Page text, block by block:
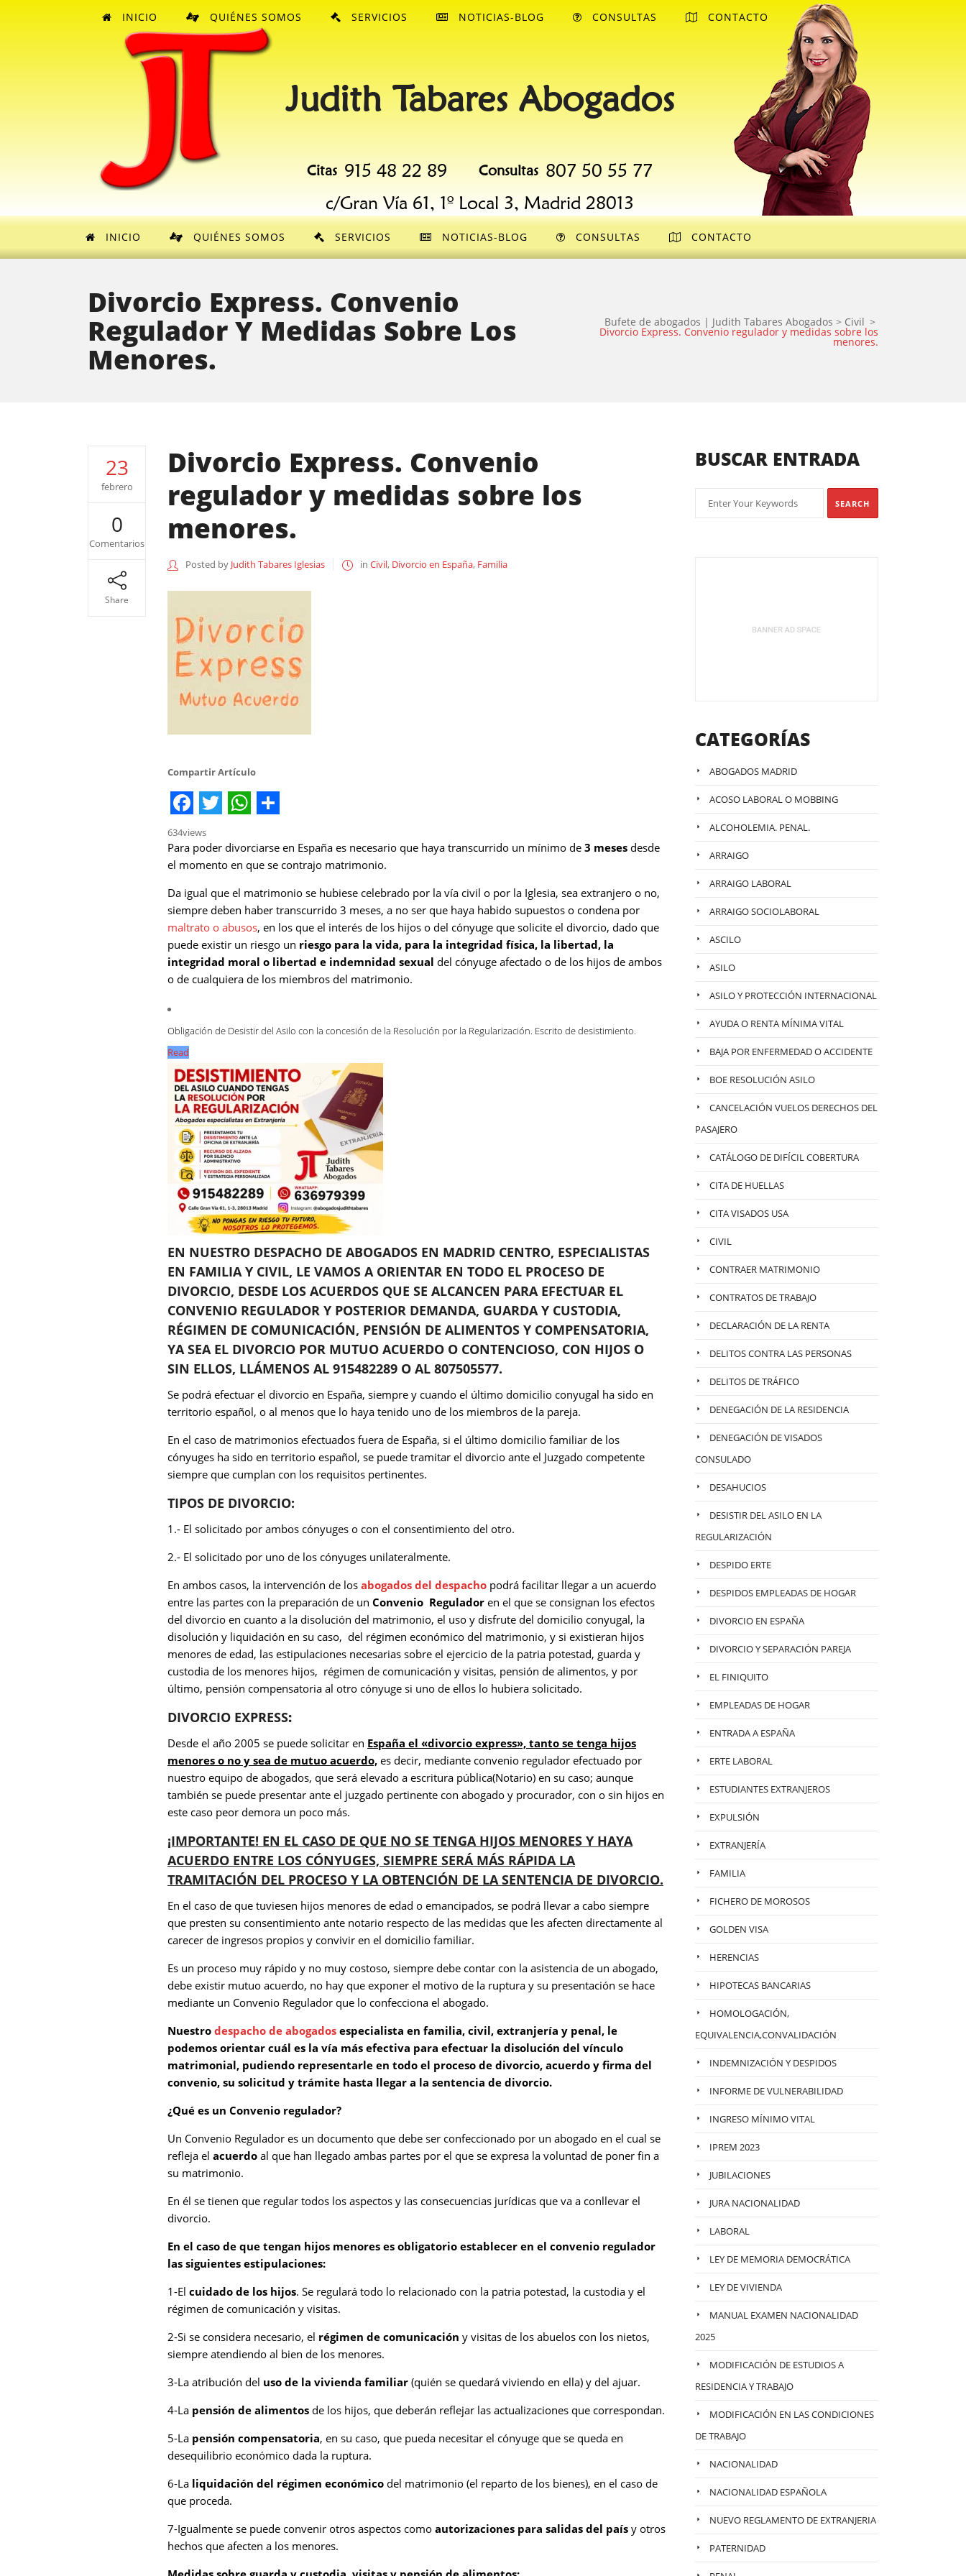
Judith Tabares Abogados
Citas 915 48 22 89 Consultas 807 50 55 77
c/Gran Vía 61, 1º Local 3, Madrid 28013
INICIO QUIÉNES SOMOS SERVICIOS NOTICIAS-BLOG CONSULTAS CONTACTO
INICIO QUIÉNES SOMOS SERVICIOS NOTICIAS-BLOG CONSULTAS CONTACTO
Divorcio Express. Convenio
Regulador Y Medidas Sobre Los
Menores.
Bufete de abogados | Judith Tabares Abogados > Civil >
Divorcio Express. Convenio regulador y medidas sobre los
menores.
23
febrero
0
Comentarios
Share
Divorcio Express. Convenio
regulador y medidas sobre los
menores.
Posted by Judith Tabares Iglesias in Civil, Divorcio en España, Familia
Compartir Artículo
Facebook
Twitter
WhatsApp
Share
634views
Para poder divorciarse en España es necesario que haya transcurrido un mínimo de 3 meses desde
el momento en que se contrajo matrimonio.
Da igual que el matrimonio se hubiese celebrado por la vía civil o por la Iglesia, sea extranjero o no,
siempre deben haber transcurrido 3 meses, a no ser que haya habido supuestos o condena por
maltrato o abusos, en los que el interés de los hijos o del cónyuge que solicite el divorcio, dado que
puede existir un riesgo un riesgo para la vida, para la integridad física, la libertad, la
integridad moral o libertad e indemnidad sexual del cónyuge afectado o de los hijos de ambos
o de cualquiera de los miembros del matrimonio.
Obligación de Desistir del Asilo con la concesión de la Resolución por la Regularización. Escrito de desistimiento.
Read
EN NUESTRO DESPACHO DE ABOGADOS EN MADRID CENTRO, ESPECIALISTAS
EN FAMILIA Y CIVIL, LE VAMOS A ORIENTAR EN TODO EL PROCESO DE
DIVORCIO, DESDE LOS ACUERDOS QUE SE ALCANCEN PARA EFECTUAR EL
CONVENIO REGULADOR Y POSTERIOR DEMANDA, GUARDA Y CUSTODIA,
RÉGIMEN DE COMUNICACIÓN, PENSIÓN DE ALIMENTOS Y COMPENSATORIA,
YA SEA EL DIVORCIO POR MUTUO ACUERDO O CONTENCIOSO, CON HIJOS O
SIN ELLOS, LLÁMENOS AL 915482289 O AL 807505577.
Se podrá efectuar el divorcio en España, siempre y cuando el último domicilio conyugal ha sido en
territorio español, o al menos que lo haya tenido uno de los miembros de la pareja.
En el caso de matrimonios efectuados fuera de España, si el último domicilio familiar de los
cónyuges ha sido en territorio español, se puede tramitar el divorcio ante el Juzgado competente
siempre que cumplan con los requisitos pertinentes.
TIPOS DE DIVORCIO:
1.- El solicitado por ambos cónyuges o con el consentimiento del otro.
2.- El solicitado por uno de los cónyuges unilateralmente.
En ambos casos, la intervención de los abogados del despacho podrá facilitar llegar a un acuerdo
entre las partes con la preparación de un Convenio Regulador en el que se consignan los efectos
del divorcio en cuanto a la disolución del matrimonio, el uso y disfrute del domicilio conyugal, la
disolución y liquidación en su caso, del régimen económico del matrimonio, y si existieran hijos
menores de edad, las estipulaciones necesarias sobre el ejercicio de la patria potestad, guarda y
custodia de los menores hijos, régimen de comunicación y visitas, pensión de alimentos, y por
último, pensión compensatoria al otro cónyuge si uno de ellos lo hubiera solicitado.
DIVORCIO EXPRESS:
Desde el año 2005 se puede solicitar en España el «divorcio express», tanto se tenga hijos
menores o no y sea de mutuo acuerdo, es decir, mediante convenio regulador efectuado por
nuestro equipo de abogados, que será elevado a escritura pública(Notario) en su caso; aunque
también se puede presentar ante el juzgado pertinente con abogado y procurador, con o sin hijos en
este caso peor demora un poco más.
¡IMPORTANTE! EN EL CASO DE QUE NO SE TENGA HIJOS MENORES Y HAYA
ACUERDO ENTRE LOS CÓNYUGES, SIEMPRE SERÁ MÁS RÁPIDA LA
TRAMITACIÓN DEL PROCESO Y LA OBTENCIÓN DE LA SENTENCIA DE DIVORCIO.
En el caso de que tuviesen hijos menores de edad o emancipados, se podrá llevar a cabo siempre
que presten su consentimiento ante notario respecto de las medidas que les afecten directamente al
carecer de ingresos propios y convivir en el domicilio familiar.
Es un proceso muy rápido y no muy costoso, siempre debe contar con la asistencia de un abogado,
debe existir mutuo acuerdo, no hay que exponer el motivo de la ruptura y su presentación se hace
mediante un Convenio Regulador que lo confecciona el abogado.
Nuestro despacho de abogados especialista en familia, civil, extranjería y penal, le
podemos orientar cuál es la vía más efectiva para efectuar la disolución del vínculo
matrimonial, pudiendo representarle en todo el proceso de divorcio, acuerdo y firma del
convenio, su solicitud y trámite hasta llegar a la sentencia de divorcio.
¿Qué es un Convenio regulador?
Un Convenio Regulador es un documento que debe ser confeccionado por un abogado en el cual se
refleja el acuerdo al que han llegado ambas partes por el que se expresa la voluntad de poner fin a
su matrimonio.
En él se tienen que regular todos los aspectos y las consecuencias jurídicas que va a conllevar el
divorcio.
En el caso de que tengan hijos menores es obligatorio establecer en el convenio regulador
las siguientes estipulaciones:
1-El cuidado de los hijos. Se regulará todo lo relacionado con la patria potestad, la custodia y el
régimen de comunicación y visitas.
2-Si se considera necesario, el régimen de comunicación y visitas de los abuelos con los nietos,
siempre atendiendo al bien de los menores.
3-La atribución del uso de la vivienda familiar (quién se quedará viviendo en ella) y del ajuar.
4-La pensión de alimentos de los hijos, que deberán reflejar las actualizaciones que correspondan.
5-La pensión compensatoria, en su caso, que pueda necesitar el cónyuge que se queda en
desequilibrio económico dada la ruptura.
6-La liquidación del régimen económico del matrimonio (el reparto de los bienes), en el caso de
que proceda.
7-Igualmente se puede convenir otros aspectos como autorizaciones para salidas del país y otros
hechos que afecten a los menores.
BUSCAR ENTRADA
CATEGORÍAS
ABOGADOS MADRID
ACOSO LABORAL O MOBBING
ALCOHOLEMIA. PENAL.
ARRAIGO
ARRAIGO LABORAL
ARRAIGO SOCIOLABORAL
ASCILO
ASILO
ASILO Y PROTECCIÓN INTERNACIONAL
AYUDA O RENTA MÍNIMA VITAL
BAJA POR ENFERMEDAD O ACCIDENTE
BOE RESOLUCIÓN ASILO
CANCELACIÓN VUELOS DERECHOS DEL
PASAJERO
CATÁLOGO DE DIFÍCIL COBERTURA
CITA DE HUELLAS
CITA VISADOS USA
CIVIL
CONTRAER MATRIMONIO
CONTRATOS DE TRABAJO
DECLARACIÓN DE LA RENTA
DELITOS CONTRA LAS PERSONAS
DELITOS DE TRÁFICO
DENEGACIÓN DE LA RESIDENCIA
DENEGACIÓN DE VISADOS
CONSULADO
DESAHUCIOS
DESISTIR DEL ASILO EN LA
REGULARIZACIÓN
DESPIDO ERTE
DESPIDOS EMPLEADAS DE HOGAR
DIVORCIO EN ESPAÑA
DIVORCIO Y SEPARACIÓN PAREJA
EL FINIQUITO
EMPLEADAS DE HOGAR
ENTRADA A ESPAÑA
ERTE LABORAL
ESTUDIANTES EXTRANJEROS
EXPULSIÓN
EXTRANJERÍA
FAMILIA
FICHERO DE MOROSOS
GOLDEN VISA
HERENCIAS
HIPOTECAS BANCARIAS
HOMOLOGACIÓN,
EQUIVALENCIA,CONVALIDACIÓN
INDEMNIZACIÓN Y DESPIDOS
INFORME DE VULNERABILIDAD
INGRESO MÍNIMO VITAL
IPREM 2023
JUBILACIONES
JURA NACIONALIDAD
LABORAL
LEY DE MEMORIA DEMOCRÁTICA
LEY DE VIVIENDA
MANUAL EXAMEN NACIONALIDAD
2025
MODIFICACIÓN DE ESTUDIOS A
RESIDENCIA Y TRABAJO
MODIFICACIÓN EN LAS CONDICIONES
DE TRABAJO
NACIONALIDAD
NACIONALIDAD ESPAÑOLA
NUEVO REGLAMENTO DE EXTRANJERIA
PATERNIDAD